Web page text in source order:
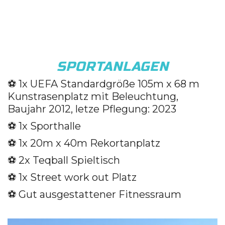
SPORTANLAGEN
⚽️ 1x UEFA Standardgröße 105m x 68 m
Kunstrasenplatz mit Beleuchtung,
Baujahr 2012, letze Pflegung: 2023
⚽️ 1x Sporthalle
⚽️ 1x 20m x 40m Rekortanplatz
⚽️ 2x Teqball Spieltisch
⚽️ 1x Street work out Platz
⚽️ Gut ausgestattener Fitnessraum